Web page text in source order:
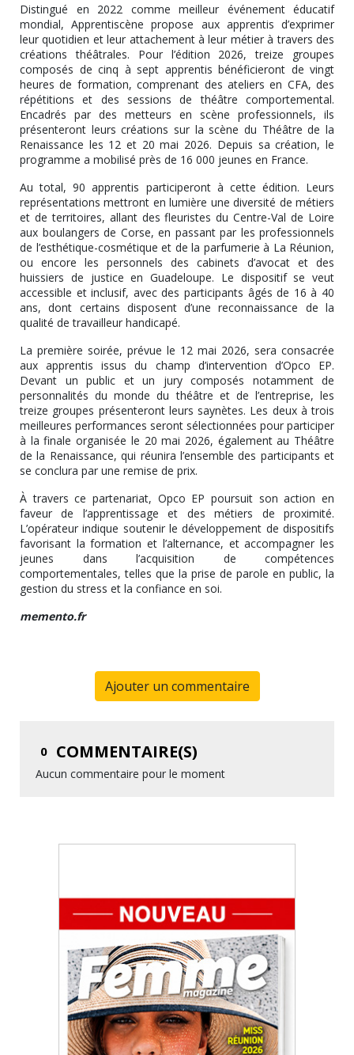
Distingué en 2022 comme meilleur événement éducatif
mondial, Apprentiscène propose aux apprentis d’exprimer
leur quotidien et leur attachement à leur métier à travers des
créations théâtrales. Pour l’édition 2026, treize groupes
composés de cinq à sept apprentis bénéficieront de vingt
heures de formation, comprenant des ateliers en CFA, des
répétitions et des sessions de théâtre comportemental.
Encadrés par des metteurs en scène professionnels, ils
présenteront leurs créations sur la scène du Théâtre de la
Renaissance les 12 et 20 mai 2026. Depuis sa création, le
programme a mobilisé près de 16 000 jeunes en France.
Au total, 90 apprentis participeront à cette édition. Leurs
représentations mettront en lumière une diversité de métiers
et de territoires, allant des fleuristes du Centre-Val de Loire
aux boulangers de Corse, en passant par les professionnels
de l’esthétique-cosmétique et de la parfumerie à La Réunion,
ou encore les personnels des cabinets d’avocat et des
huissiers de justice en Guadeloupe. Le dispositif se veut
accessible et inclusif, avec des participants âgés de 16 à 40
ans, dont certains disposent d’une reconnaissance de la
qualité de travailleur handicapé.
La première soirée, prévue le 12 mai 2026, sera consacrée
aux apprentis issus du champ d’intervention d’Opco EP.
Devant un public et un jury composés notamment de
personnalités du monde du théâtre et de l’entreprise, les
treize groupes présenteront leurs saynètes. Les deux à trois
meilleures performances seront sélectionnées pour participer
à la finale organisée le 20 mai 2026, également au Théâtre
de la Renaissance, qui réunira l’ensemble des participants et
se conclura par une remise de prix.
À travers ce partenariat, Opco EP poursuit son action en
faveur de l’apprentissage et des métiers de proximité.
L’opérateur indique soutenir le développement de dispositifs
favorisant la formation et l’alternance, et accompagner les
jeunes dans l’acquisition de compétences
comportementales, telles que la prise de parole en public, la
gestion du stress et la confiance en soi.
memento.fr
Ajouter un commentaire
0 COMMENTAIRE(S)
Aucun commentaire pour le moment